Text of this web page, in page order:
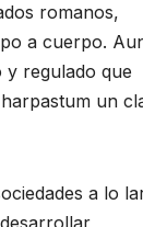
romanos,
a cuerpo.
y regulado que
un
a lo